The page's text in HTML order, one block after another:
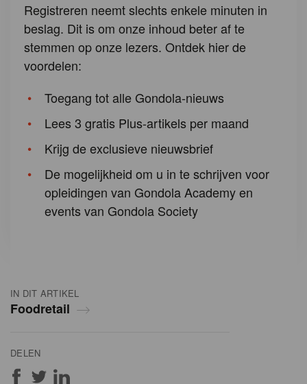
IN DIT ARTIKEL
Foodretail
DELEN
Registreren neemt slechts enkele minuten in
beslag. Dit is om onze inhoud beter af te
stemmen op onze lezers. Ontdek hier de
voordelen:
Toegang tot alle Gondola-nieuws
Lees 3 gratis Plus-artikels per maand
Krijg de exclusieve nieuwsbrief
De mogelijkheid om u in te schrijven voor
opleidingen van Gondola Academy en
events van Gondola Society